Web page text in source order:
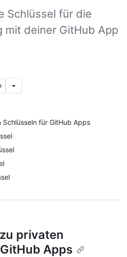
Schlüssel für die
mit deiner GitHub App
für GitHub Apps
privaten
Apps